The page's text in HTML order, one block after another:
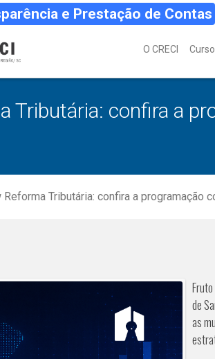
e Prestação de Contas
O CRECI
Tributária: confira a
Reforma Tributária: confira a
de
as